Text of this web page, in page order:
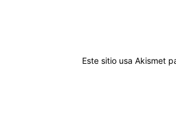
Este sitio usa Akismet